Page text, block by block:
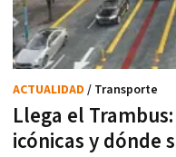
Llega el
icónicas y dónde
ACTUALIDAD / Transporte